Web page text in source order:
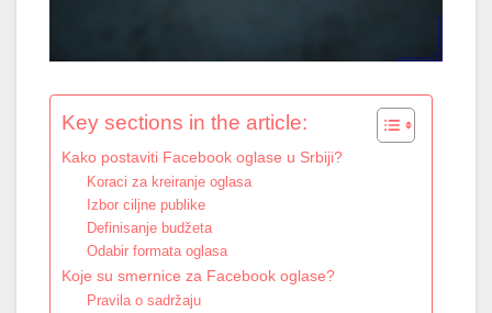
Key sections in the article:
Kako postaviti Facebook oglase u Srbiji?
Koraci za kreiranje oglasa
Izbor ciljne publike
Definisanje budžeta
Odabir formata oglasa
Koje su smernice za Facebook oglase?
Pravila o sadržaju